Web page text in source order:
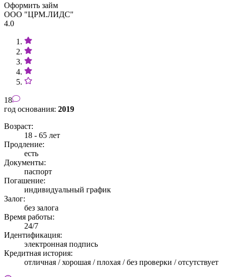
Оформить займ
ООО "ЦРМ.ЛИДС"
4.0
18
год основания: 2019
Возраст:
18 - 65 лет
Продление:
есть
Документы:
паспорт
Погашение:
индивидуальный график
Залог:
без залога
Время работы:
24/7
Идентификация:
электронная подпись
Кредитная история:
отличная / хорошая / плохая / без проверки / отсутствует